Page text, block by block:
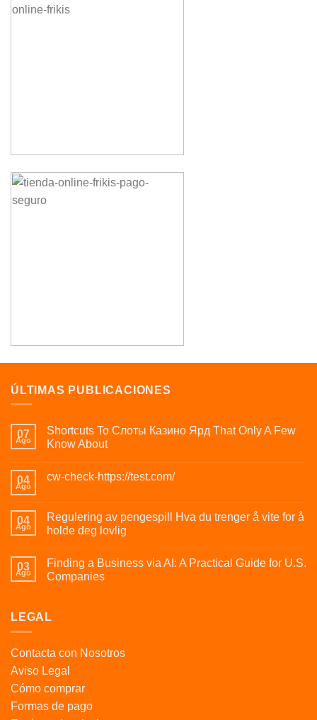
ÚLTIMAS PUBLICACIONES
07
Ago
Shortcuts To Слоты Казино Ярд That Only A Few
Know About
04
Ago
cw-check-https://test.com/
04
Ago
Regulering av pengespill Hva du trenger å vite for å
holde deg lovlig
03
Ago
Finding a Business via AI: A Practical Guide for U.S.
Companies
LEGAL
Contacta con Nosotros
Aviso Legal
Cómo comprar
Formas de pago